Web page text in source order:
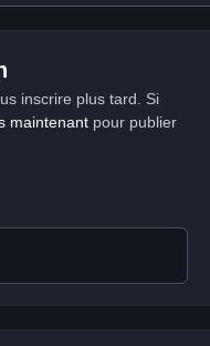
inscrire plus tard. Si
maintenantpour publier